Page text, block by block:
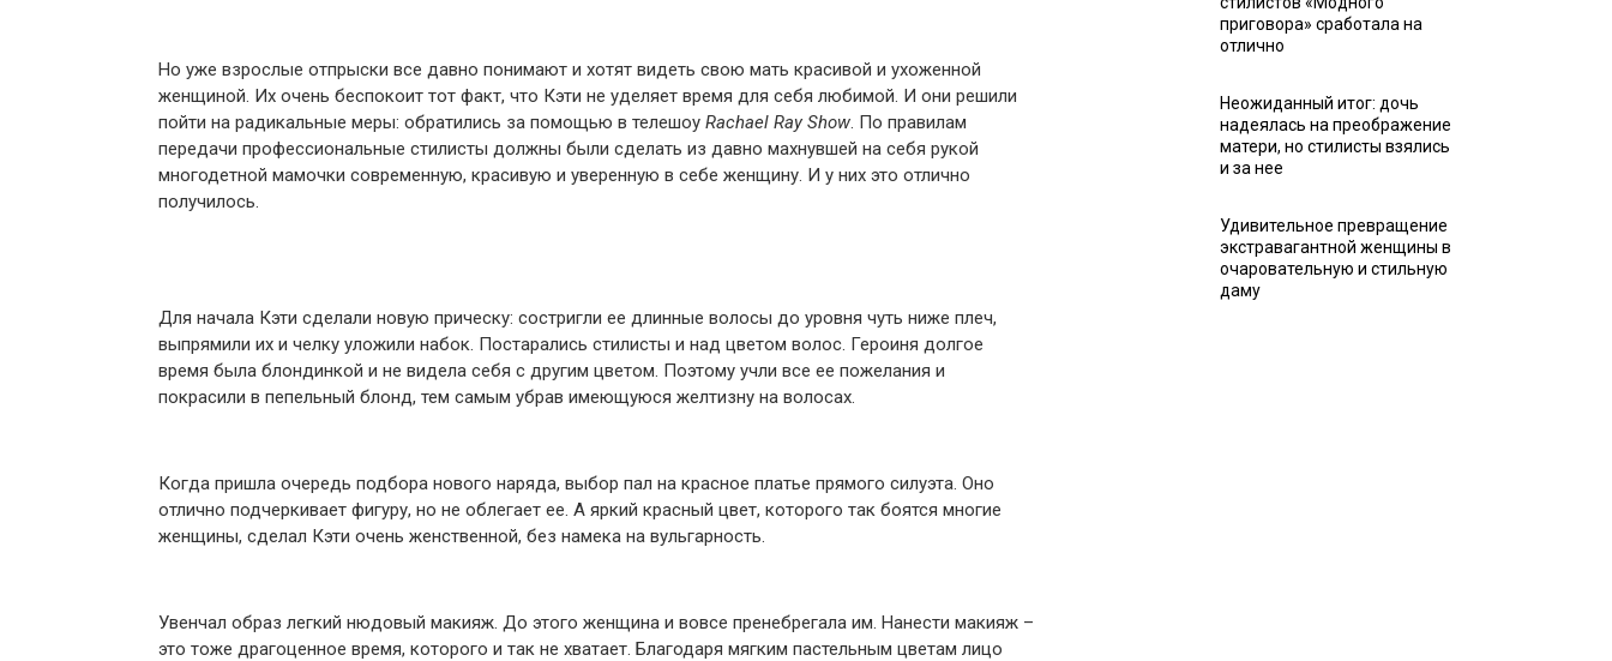
Но уже взрослые отпрыски все давно понимают и хотят видеть свою мать красивой и ухоженной
женщиной. Их очень беспокоит тот факт, что Кэти не уделяет время для себя любимой. И они решили
пойти на радикальные меры: обратились за помощью в телешоу Rachael Ray Show. По правилам
передачи профессиональные стилисты должны были сделать из давно махнувшей на себя рукой
многодетной мамочки современную, красивую и уверенную в себе женщину. И у них это отлично
получилось.
Для начала Кэти сделали новую прическу: состригли ее длинные волосы до уровня чуть ниже плеч,
выпрямили их и челку уложили набок. Постарались стилисты и над цветом волос. Героиня долгое
время была блондинкой и не видела себя с другим цветом. Поэтому учли все ее пожелания и
покрасили в пепельный блонд, тем самым убрав имеющуюся желтизну на волосах.
Когда пришла очередь подбора нового наряда, выбор пал на красное платье прямого силуэта. Оно
отлично подчеркивает фигуру, но не облегает ее. А яркий красный цвет, которого так боятся многие
женщины, сделал Кэти очень женственной, без намека на вульгарность.
Увенчал образ легкий нюдовый макияж. До этого женщина и вовсе пренебрегала им. Нанести макияж –
это тоже драгоценное время, которого и так не хватает. Благодаря мягким пастельным цветам лицо
приговора» сработала на
отлично
Неожиданный итог: дочь
надеялась на преображение
матери, но стилисты взялись
и за нее
Удивительное превращение
экстравагантной женщины в
очаровательную и стильную
даму